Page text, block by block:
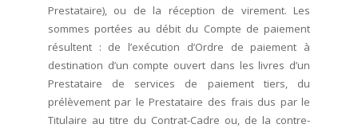
Prestataire), ou de la réception de virement. Les
sommes portées au débit du Compte de paiement
résultent : de l’exécution d’Ordre de paiement à
destination d’un compte ouvert dans les livres d’un
Prestataire de services de paiement tiers, du
prélèvement par le Prestataire des frais dus par le
Titulaire au titre du Contrat-Cadre ou, de la contre-